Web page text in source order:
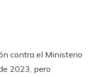
contra el Ministerio
2023, pero